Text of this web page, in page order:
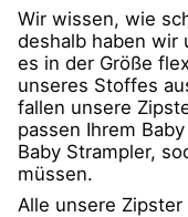
Wir wissen, wie
deshalb haben wir
es in der Größe
unseres Stoffes
fallen unsere
passen Ihrem
Baby Strampler,
müssen.
Alle unsere